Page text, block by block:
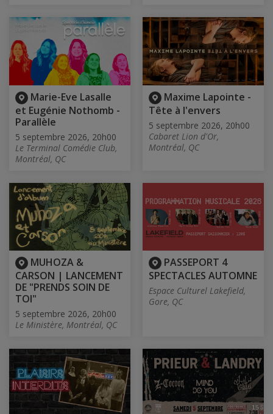
Marie-Eve Lasalle
et Eugénie Nothomb -
Parallèle
5 septembre 2026, 20h00
Le Terminal Comédie Club,
Montréal, QC
Maxime Lapointe -
Tête à l'envers
5 septembre 2026, 20h00
Cabaret Lion d'Or,
Montréal, QC
MUHOZA &
CARSON | LANCEMENT
DE "PRENDS SOIN DE
TOI"
5 septembre 2026, 20h00
Le Ministère, Montréal, QC
PASSEPORT 4
SPECTACLES AUTOMNE
Espace Culturel Lakefield,
Gore, QC